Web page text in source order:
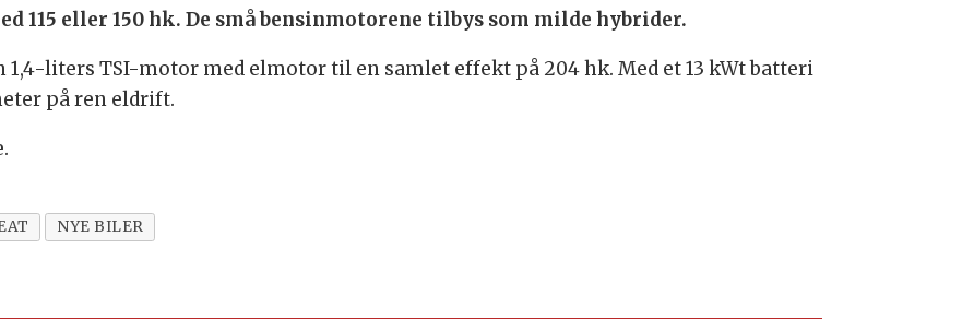
115 eller 150 hk. De små bensinmotorene tilbys som milde hybrider.
liters TSI-motor med elmotor til en samlet effekt på 204 hk. Med et 13 kWt batteri
på ren eldrift.
NYE BILER